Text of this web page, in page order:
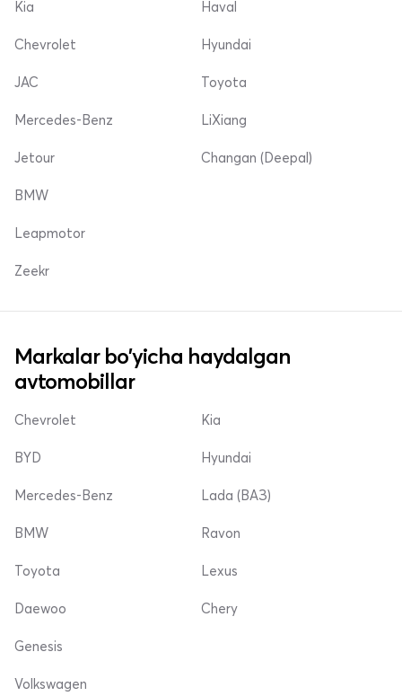
Kia
Chevrolet
Haval
Hyundai
JAC
Mercedes-Benz
Jetour
Toyota
LiXiang
Changan (Deepal)
BMW
Leapmotor
Zeekr
Markalar bo'yicha haydalgan
avtomobillar
Chevrolet
BYD
Mercedes-Benz
Kia
Hyundai
Lada (ВАЗ)
BMW
Toyota
Daewoo
Ravon
Lexus
Chery
Genesis
Volkswagen